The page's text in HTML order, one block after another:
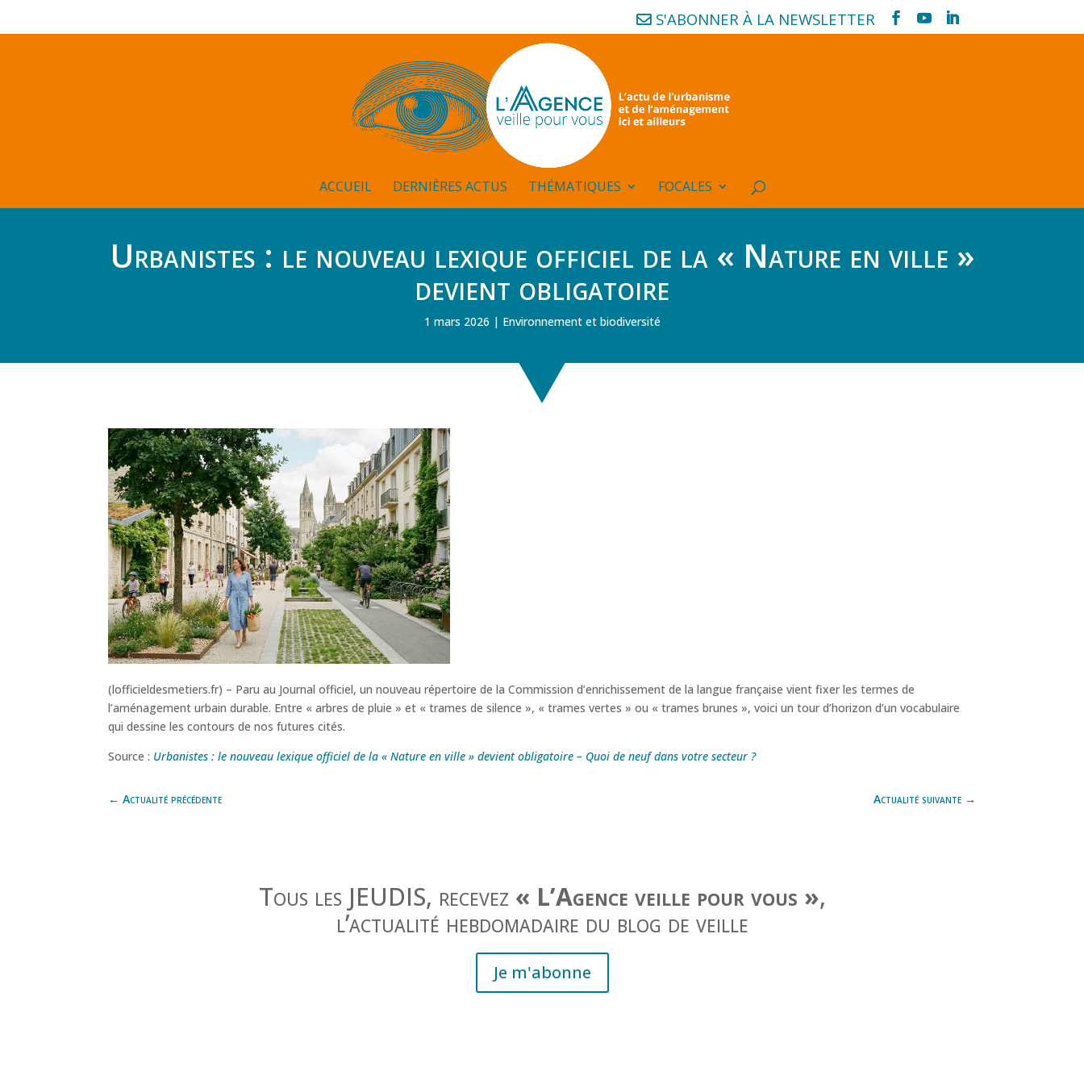
S'ABONNER À LA NEWSLETTER
ACCUEIL DERNIÈRES ACTUS THÉMATIQUES FOCALES
Urbanistes : le nouveau lexique officiel de la « Nature en ville »
devient obligatoire
1 mars 2026 Environnement et biodiversité
(lofficieldesmetiers.fr) – Paru au Journal officiel, un nouveau répertoire de la Commission d’enrichissement de la langue française vient fixer les termes de
l’aménagement urbain durable. Entre « arbres de pluie » et « trames de silence », « trames vertes » ou « trames brunes », voici un tour d’horizon d’un vocabulaire
qui dessine les contours de nos futures cités.
Source : Urbanistes : le nouveau lexique officiel de la « Nature en ville » devient obligatoire – Quoi de neuf dans votre secteur ?
←Actualité précédente Actualité suivante→
Tous les JEUDIS, recevez « L’Agence veille pour vous »,
l’actualité hebdomadaire du blog de veille
Je m'abonne